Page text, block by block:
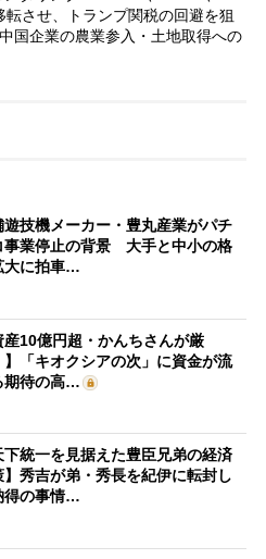
させ、トランプ関税の回避を狙
国企業の農業参入・土地取得への
遊技機メーカー・豊丸産業がパチ
事業停止の背景 大手と中小の格
大に拍車…
産10億円超・かんちさんが厳
】「キオクシアの次」に資金が流
期待の高…
下統一を見据えた豊臣兄弟の経済
】秀吉が弟・秀長を紀伊に転封し
得の事情…